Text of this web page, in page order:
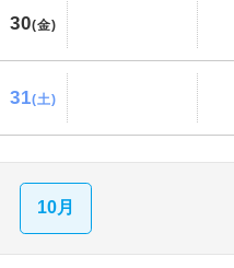
30(金)
31(土)
10月